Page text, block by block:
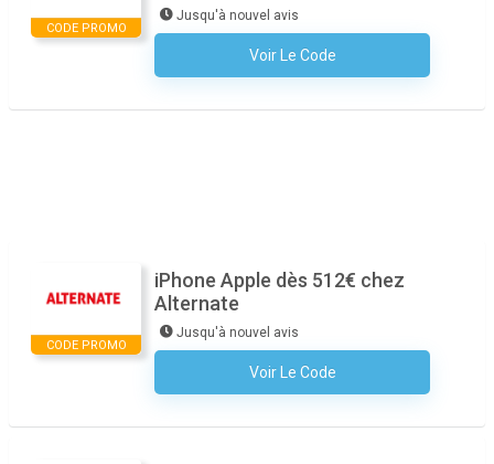
CODE PROMO
Jusqu'à nouvel avis
Voir Le Code
Aucun Code N'est Nécessaire
CODE PROMO
iPhone Apple dès 512€ chez
Alternate
Jusqu'à nouvel avis
Voir Le Code
Aucun Code N'est Nécessaire